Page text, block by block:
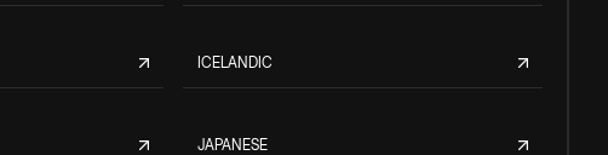
ICELANDIC
JAPANESE